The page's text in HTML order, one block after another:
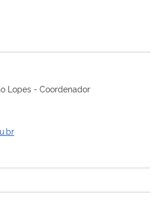
Lopes - Coordenador